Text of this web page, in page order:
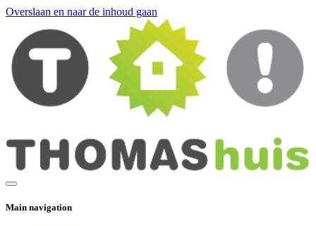
Overslaan en naar de inhoud gaan
Main navigation